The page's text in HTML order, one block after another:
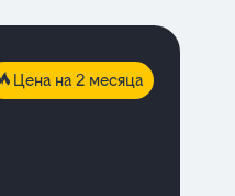
Цена на 2 месяца